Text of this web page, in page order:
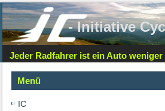
- Initiative
Jeder Radfahrer ist ein Auto weniger
Menü
IC